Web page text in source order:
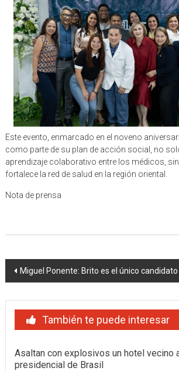
Este evento, enmarcado en el noveno
como parte de su plan de acción social, no
aprendizaje colaborativo entre los médicos,
fortalece la red de salud en la región oriental.
Nota de prensa
Navegación
entradas
Miguel Ponente: Brito es el único candidato
También te puede interesar
Asaltan con explosivos un hotel vecino
presidencial de Brasil